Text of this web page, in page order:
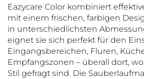
Eazycare Color kombiniert
mit einem frischen, farbigen
in unterschiedlichsten
eignet sie sich perfekt für den
Eingangsbereichen, Fluren,
Empfangszonen – überall dort,
Stil gefragt sind. Die